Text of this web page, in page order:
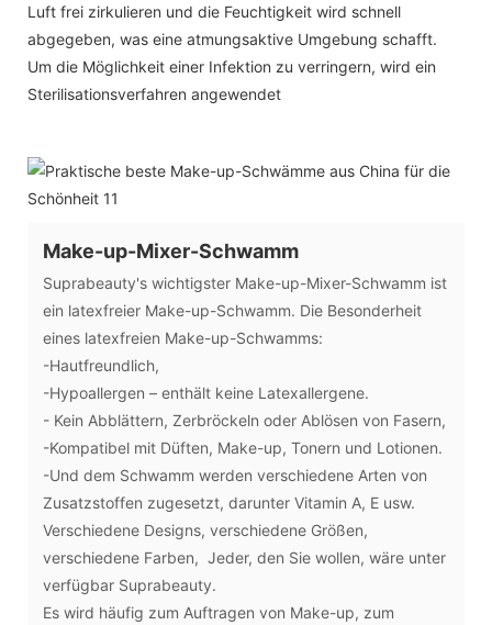
Luft frei zirkulieren und die Feuchtigkeit wird schnell
abgegeben, was eine atmungsaktive Umgebung schafft.
Um die Möglichkeit einer Infektion zu verringern, wird ein
Sterilisationsverfahren angewendet
Make-up-Mixer-Schwamm
Suprabeauty's wichtigster Make-up-Mixer-Schwamm ist
ein latexfreier Make-up-Schwamm. Die Besonderheit
eines latexfreien Make-up-Schwamms:
-Hautfreundlich,
-Hypoallergen – enthält keine Latexallergene.
- Kein Abblättern, Zerbröckeln oder Ablösen von Fasern,
-Kompatibel mit Düften, Make-up, Tonern und Lotionen.
-Und dem Schwamm werden verschiedene Arten von
Zusatzstoffen zugesetzt, darunter Vitamin A, E usw.
Verschiedene Designs, verschiedene Größen,
verschiedene Farben, Jeder, den Sie wollen, wäre unter
verfügbar Suprabeauty.
Es wird häufig zum Auftragen von Make-up, zum